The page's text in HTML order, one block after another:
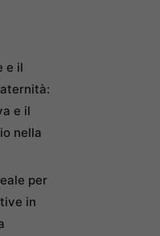
e il
e il
nella
per
in